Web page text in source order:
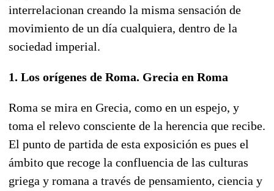
interrelacionan creando la misma sensación de
movimiento de un día cualquiera, dentro de la
sociedad imperial.
1. Los orígenes de Roma. Grecia en Roma
Roma se mira en Grecia, como en un espejo, y
toma el relevo consciente de la herencia que recibe.
El punto de partida de esta exposición es pues el
ámbito que recoge la confluencia de las culturas
griega y romana a través de pensamiento, ciencia y